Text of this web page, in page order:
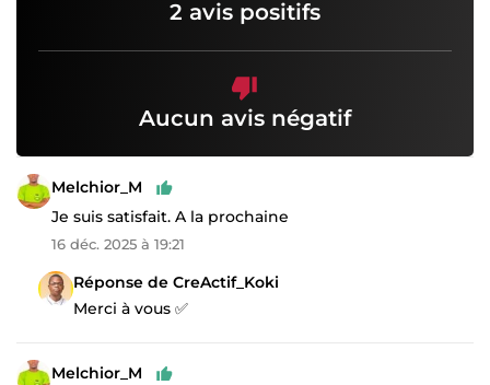
2 avis positifs
Aucun avis négatif
Melchior_M
Je suis satisfait. A la prochaine
16 déc. 2025 à 19:21
Réponse de CreActif_Koki
Merci à vous ✅
Melchior_M